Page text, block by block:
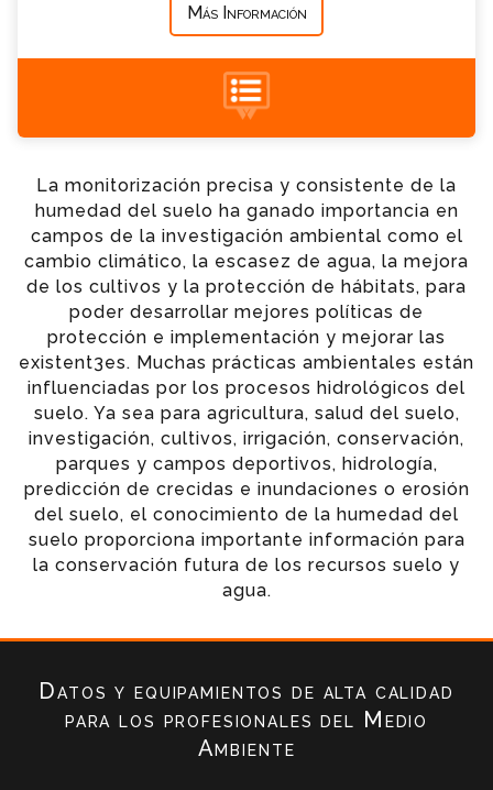
Más Información
+34 935 900 007
La monitorización precisa y consistente de la
humedad del suelo ha ganado importancia en
campos de la investigación ambiental como el
cambio climático, la escasez de agua, la mejora
de los cultivos y la protección de hábitats, para
poder desarrollar mejores políticas de
protección e implementación y mejorar las
existent3es. Muchas prácticas ambientales están
influenciadas por los procesos hidrológicos del
suelo. Ya sea para agricultura, salud del suelo,
investigación, cultivos, irrigación, conservación,
parques y campos deportivos, hidrología,
predicción de crecidas e inundaciones o erosión
del suelo, el conocimiento de la humedad del
suelo proporciona importante información para
la conservación futura de los recursos suelo y
agua.
Datos y equipamientos de alta calidad
para los profesionales del Medio
Ambiente